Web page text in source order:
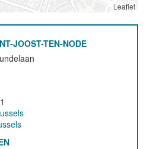
Leaflet
JOOST-TEN-NODE